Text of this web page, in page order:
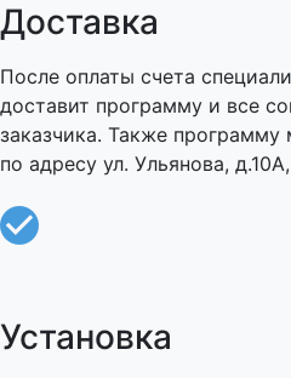
Доставка
После оплаты счета
доставит программу и все
заказчика. Также
по адресу ул. Ульянова,
Установка